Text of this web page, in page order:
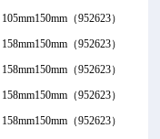
105mm150mm （952623）
158mm150mm （952623）
158mm150mm （952623）
158mm150mm （952623）
158mm150mm （952623）